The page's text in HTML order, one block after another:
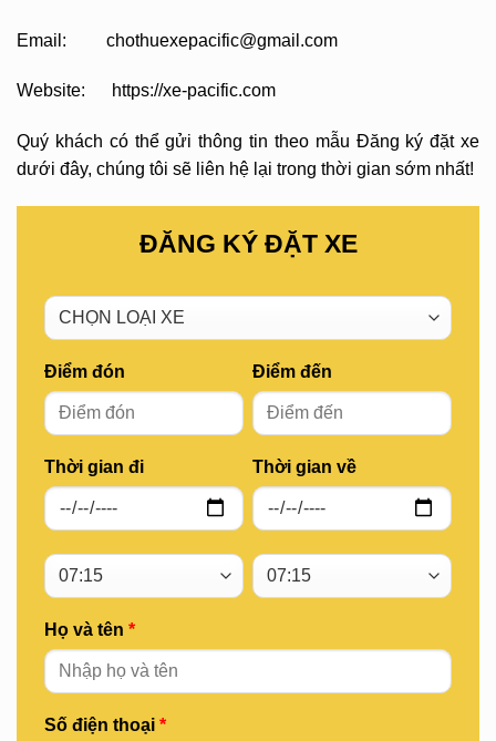
Email: chothuexepacific@gmail.com
Website: https://xe-pacific.com
Quý khách có thể gửi thông tin theo mẫu Đăng ký đặt xe
dưới đây, chúng tôi sẽ liên hệ lại trong thời gian sớm nhất!
ĐĂNG KÝ ĐẶT XE
Điểm đón
Thời gian đi
Điểm đến
Thời gian về
Họ và tên *
Số điện thoại *